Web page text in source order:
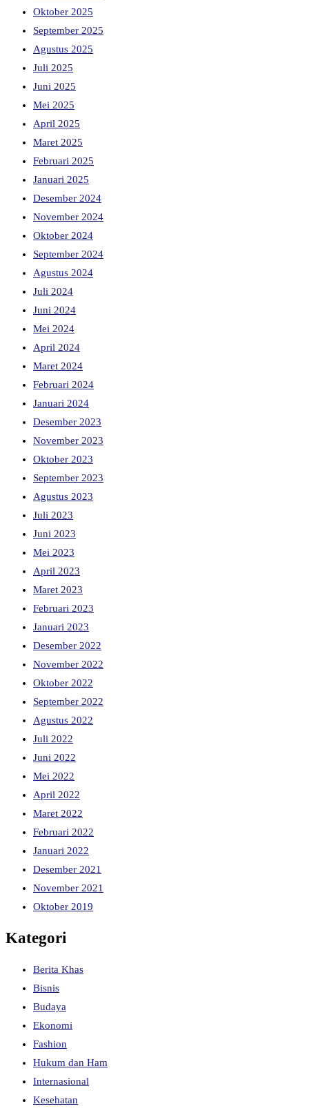
Oktober 2025
September 2025
Agustus 2025
Juli 2025
Juni 2025
Mei 2025
April 2025
Maret 2025
Februari 2025
Januari 2025
Desember 2024
November 2024
Oktober 2024
September 2024
Agustus 2024
Juli 2024
Juni 2024
Mei 2024
April 2024
Maret 2024
Februari 2024
Januari 2024
Desember 2023
November 2023
Oktober 2023
September 2023
Agustus 2023
Juli 2023
Juni 2023
Mei 2023
April 2023
Maret 2023
Februari 2023
Januari 2023
Desember 2022
November 2022
Oktober 2022
September 2022
Agustus 2022
Juli 2022
Juni 2022
Mei 2022
April 2022
Maret 2022
Februari 2022
Januari 2022
Desember 2021
November 2021
Oktober 2019
Kategori
Berita Khas
Bisnis
Budaya
Ekonomi
Fashion
Hukum dan Ham
Internasional
Kesehatan